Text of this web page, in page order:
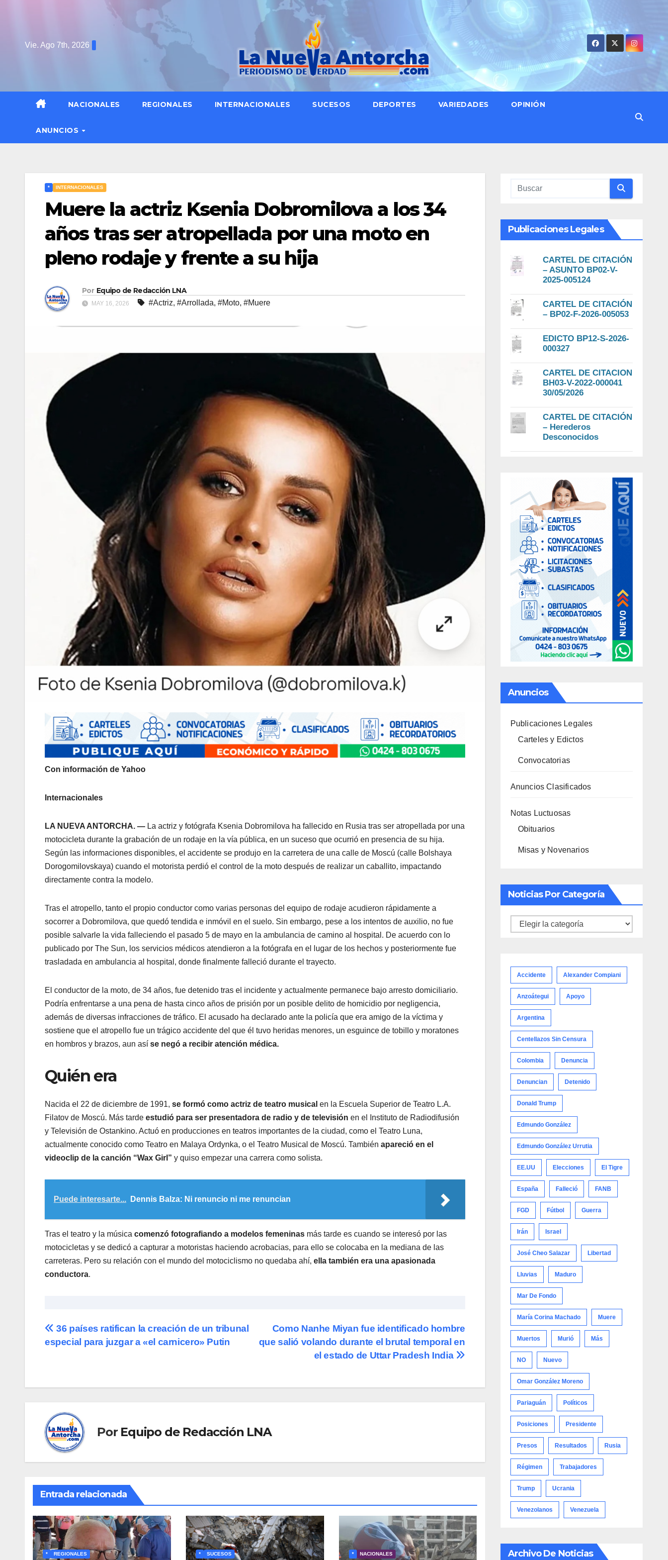
Vie. Ago 7th, 2026
NACIONALES REGIONALES INTERNACIONALES SUCESOS DEPORTES VARIEDADES OPINIÓN
ANUNCIOS
* INTERNACIONALES
Muere la actriz Ksenia Dobromilova a los 34
años tras ser atropellada por una moto en
pleno rodaje y frente a su hija
Por Equipo de Redacción LNA
MAY 16, 2026 #Actriz, #Arrollada, #Moto, #Muere
Con información de Yahoo
Internacionales
LA NUEVA ANTORCHA. — La actriz y fotógrafa Ksenia Dobromilova ha fallecido en Rusia tras ser atropellada por una
motocicleta durante la grabación de un rodaje en la vía pública, en un suceso que ocurrió en presencia de su hija.
Según las informaciones disponibles, el accidente se produjo en la carretera de una calle de Moscú (calle Bolshaya
Dorogomilovskaya) cuando el motorista perdió el control de la moto después de realizar un caballito, impactando
directamente contra la modelo.
Tras el atropello, tanto el propio conductor como varias personas del equipo de rodaje acudieron rápidamente a
socorrer a Dobromilova, que quedó tendida e inmóvil en el suelo. Sin embargo, pese a los intentos de auxilio, no fue
posible salvarle la vida falleciendo el pasado 5 de mayo en la ambulancia de camino al hospital. De acuerdo con lo
publicado por The Sun, los servicios médicos atendieron a la fotógrafa en el lugar de los hechos y posteriormente fue
trasladada en ambulancia al hospital, donde finalmente falleció durante el trayecto.
El conductor de la moto, de 34 años, fue detenido tras el incidente y actualmente permanece bajo arresto domiciliario.
Podría enfrentarse a una pena de hasta cinco años de prisión por un posible delito de homicidio por negligencia,
además de diversas infracciones de tráfico. El acusado ha declarado ante la policía que era amigo de la víctima y
sostiene que el atropello fue un trágico accidente del que él tuvo heridas menores, un esguince de tobillo y moratones
en hombros y brazos, aun así se negó a recibir atención médica.
Quién era
Nacida el 22 de diciembre de 1991, se formó como actriz de teatro musical en la Escuela Superior de Teatro L.A.
Filatov de Moscú. Más tarde estudió para ser presentadora de radio y de televisión en el Instituto de Radiodifusión
y Televisión de Ostankino. Actuó en producciones en teatros importantes de la ciudad, como el Teatro Luna,
actualmente conocido como Teatro en Malaya Ordynka, o el Teatro Musical de Moscú. También apareció en el
videoclip de la canción “Wax Girl” y quiso empezar una carrera como solista.
Puede interesarte... Dennis Balza: Ni renuncio ni me renuncian
Tras el teatro y la música comenzó fotografiando a modelos femeninas más tarde es cuando se interesó por las
motocicletas y se dedicó a capturar a motoristas haciendo acrobacias, para ello se colocaba en la mediana de las
carreteras. Pero su relación con el mundo del motociclismo no quedaba ahí, ella también era una apasionada
conductora.
Navegación
de
Como Nanhe Miyan fue identificado hombre
que salió volando durante el brutal temporal en
el estado de Uttar Pradesh India
36 países ratifican la creación de un tribunal
especial para juzgar a «el carnicero» Putin
Por Equipo de Redacción LNA
Entrada relacionada
* REGIONALES * SUCESOS * NACIONALES
Publicaciones Legales
CARTEL DE CITACIÓN
– ASUNTO BP02-V-
2025-005124
CARTEL DE CITACIÓN
– BP02-F-2026-005053
EDICTO BP12-S-2026-
000327
CARTEL DE CITACION
BH03-V-2022-000041
30/05/2026
CARTEL DE CITACIÓN
– Herederos
Desconocidos
Anuncios
Publicaciones Legales
Carteles y Edictos
Convocatorias
Anuncios Clasificados
Notas Luctuosas
Obituarios
Misas y Novenarios
Noticias Por Categoría
Noticias
Accidente Alexander Compiani
Anzoátegui Apoyo
Argentina
Centellazos Sin Censura
Colombia Denuncia
Denuncian Detenido
Donald Trump
Edmundo González
Edmundo González Urrutia
EE.UU Elecciones El Tigre
España Falleció FANB
FGD Fútbol Guerra
Irán Israel
José Cheo Salazar Libertad
Lluvias Maduro
Mar De Fondo
María Corina Machado Muere
Muertos Murió Más
NO Nuevo
Omar González Moreno
Pariaguán Políticos
Posiciones Presidente
Presos Resultados Rusia
Régimen Trabajadores
Trump Ucrania
Venezolanos Venezuela
Archivo De Noticias